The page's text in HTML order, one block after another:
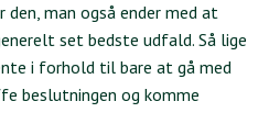
man også ender med at
set bedste udfald. Så lige
i forhold til bare at gå med
beslutningen og komme